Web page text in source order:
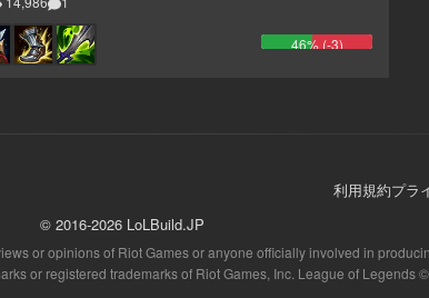
46% (-3)
利用規約プラ
© 2016-2026 LoLBuild.JP
or opinions of Riot Games or anyone officially involved in
or registered trademarks of Riot Games, Inc. League of Legends